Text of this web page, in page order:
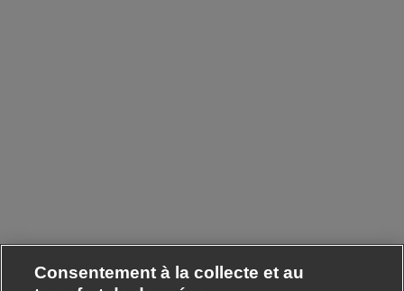
Consentement à la collecte et au